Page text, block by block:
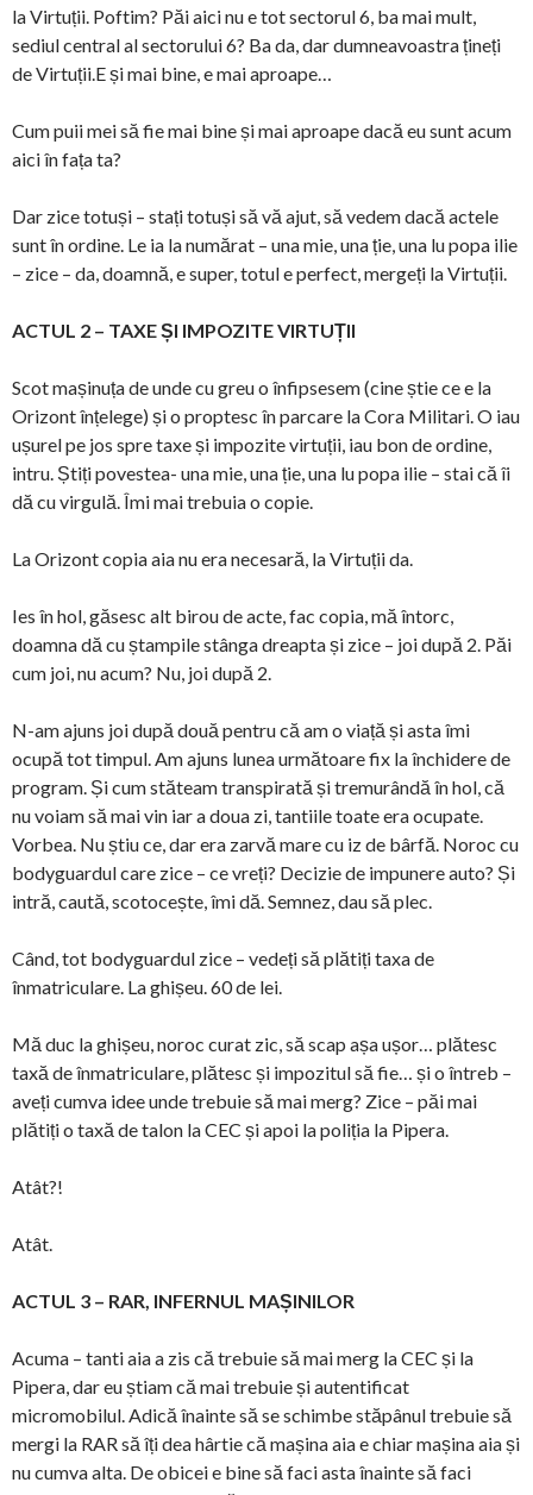
la Virtuții. Poftim? Păi aici nu e tot sectorul 6, ba mai mult,
sediul central al sectorului 6? Ba da, dar dumneavoastra țineți
de Virtuții.E și mai bine, e mai aproape…
Cum puii mei să fie mai bine și mai aproape dacă eu sunt acum
aici în fața ta?
Dar zice totuși – stați totuși să vă ajut, să vedem dacă actele
sunt în ordine. Le ia la numărat – una mie, una ție, una lu popa ilie
– zice – da, doamnă, e super, totul e perfect, mergeți la Virtuții.
ACTUL 2 – TAXE ȘI IMPOZITE VIRTUȚII
Scot mașinuța de unde cu greu o înfipsesem (cine știe ce e la
Orizont înțelege) și o proptesc în parcare la Cora Militari. O iau
ușurel pe jos spre taxe și impozite virtuții, iau bon de ordine,
intru. Știți povestea- una mie, una ție, una lu popa ilie – stai că îi
dă cu virgulă. Îmi mai trebuia o copie.
La Orizont copia aia nu era necesară, la Virtuții da.
Ies în hol, găsesc alt birou de acte, fac copia, mă întorc,
doamna dă cu ștampile stânga dreapta și zice – joi după 2. Păi
cum joi, nu acum? Nu, joi după 2.
N-am ajuns joi după două pentru că am o viață și asta îmi
ocupă tot timpul. Am ajuns lunea următoare fix la închidere de
program. Și cum stăteam transpirată și tremurândă în hol, că
nu voiam să mai vin iar a doua zi, tantiile toate era ocupate.
Vorbea. Nu știu ce, dar era zarvă mare cu iz de bârfă. Noroc cu
bodyguardul care zice – ce vreți? Decizie de impunere auto? Și
intră, caută, scotocește, îmi dă. Semnez, dau să plec.
Când, tot bodyguardul zice – vedeți să plătiți taxa de
înmatriculare. La ghișeu. 60 de lei.
Mă duc la ghișeu, noroc curat zic, să scap așa ușor… plătesc
taxă de înmatriculare, plătesc și impozitul să fie… și o întreb –
aveți cumva idee unde trebuie să mai merg? Zice – păi mai
plătiți o taxă de talon la CEC și apoi la poliția la Pipera.
Atât?!
Atât.
ACTUL 3 – RAR, INFERNUL MAȘINILOR
Acuma – tanti aia a zis că trebuie să mai merg la CEC și la
Pipera, dar eu știam că mai trebuie și autentificat
micromobilul. Adică înainte să se schimbe stăpânul trebuie să
mergi la RAR să îți dea hârtie că mașina aia e chiar mașina aia și
nu cumva alta. De obicei e bine să faci asta înainte să faci